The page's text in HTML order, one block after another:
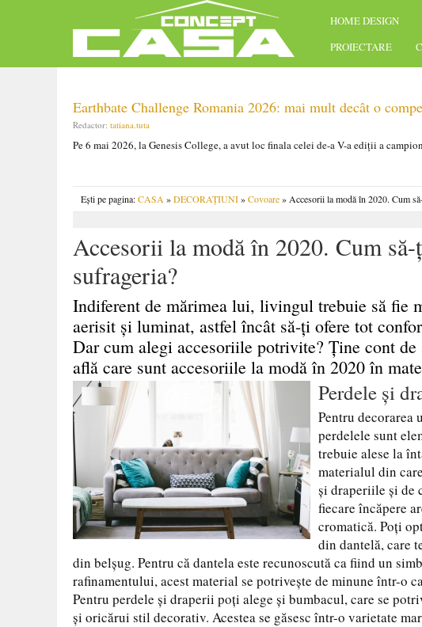
HOME DESIGN
PROIECTARE
Earthbate Challenge Romania 2026: mai mult decât o
Redactor: tatiana.tuta
Pe 6 mai 2026, la Genesis College, a avut loc finala celei de-a V-a ediții a
Ești pe pagina:CASA »DECORAȚIUNI»Covoare» Accesorii la modă în 2020. Cum
Accesorii la modă în 2020. Cum
sufrageria?
Indiferent de mărimea lui, livingul trebuie să fie
aerisit și luminat, astfel încât să-ți ofere tot
Dar cum alegi accesoriile potrivite? Ține cont
află care sunt accesoriile la modă în 2020 în
Perdele și
Pentru
perdelele sunt
trebuie alese la
materialul din
și draperiile și de
fiecare încăpere
cromatică. Poți
din dantelă, care
din belșug. Pentru că dantela este recunoscută ca fiind un
rafinamentului, acest material se potrivește de minune într-o
Pentru perdele și draperii poți alege și bumbacul, care se
și oricărui stil decorativ. Acestea se găsesc într-o varietate